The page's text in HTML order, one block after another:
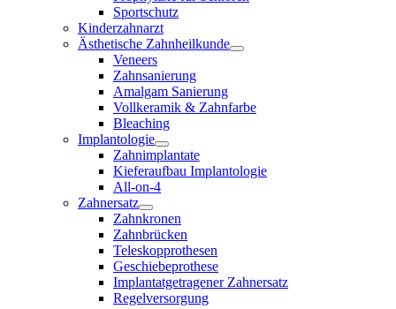
Sportschutz
Kinderzahnarzt
Ästhetische Zahnheilkunde
Veneers
Zahnsanierung
Amalgam Sanierung
Vollkeramik & Zahnfarbe
Bleaching
Implantologie
Zahnimplantate
Kieferaufbau Implantologie
All-on-4
Zahnersatz
Zahnkronen
Zahnbrücken
Teleskopprothesen
Geschiebeprothese
Implantatgetragener Zahnersatz
Regelversorgung